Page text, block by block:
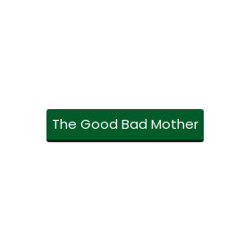
The Good Bad Mother